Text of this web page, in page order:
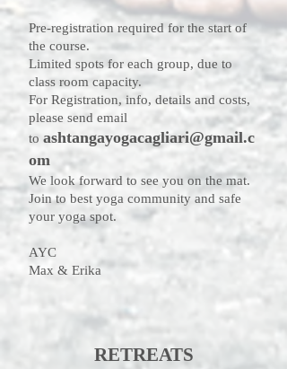
Pre-registration required for the start of
the course.
Limited spots for each group, due to
class room capacity.
For Registration, info, details and costs,
please send email
to ashtangayogacagliari@gmail.c
om
We look forward to see you on the mat.
Join to best yoga community and safe
your yoga spot.
AYC
Max & Erika
RETREATS